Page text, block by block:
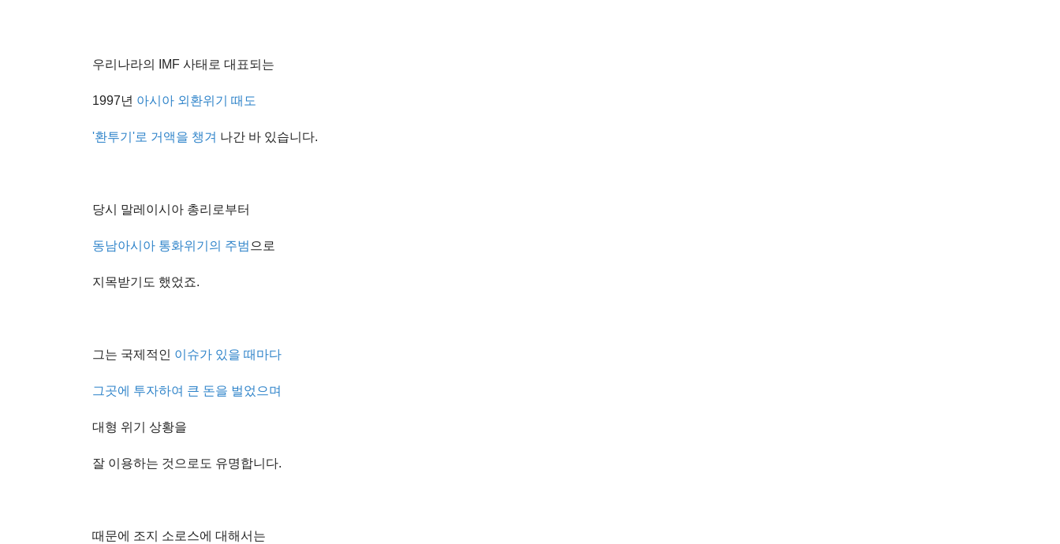
우리나라의 IMF 사태로 대표되는
1997년 아시아 외환위기 때도
'환투기'로 거액을 챙겨 나간 바 있습니다.
당시 말레이시아 총리로부터
동남아시아 통화위기의 주범으로
지목받기도 했었죠.
그는 국제적인 이슈가 있을 때마다
그곳에 투자하여 큰 돈을 벌었으며
대형 위기 상황을
잘 이용하는 것으로도 유명합니다.
때문에 조지 소로스에 대해서는